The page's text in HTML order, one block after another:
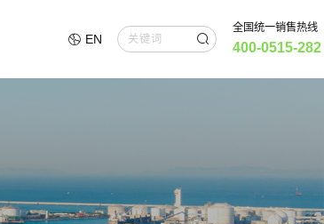
EN
全国统一销售热线
400-0515-282